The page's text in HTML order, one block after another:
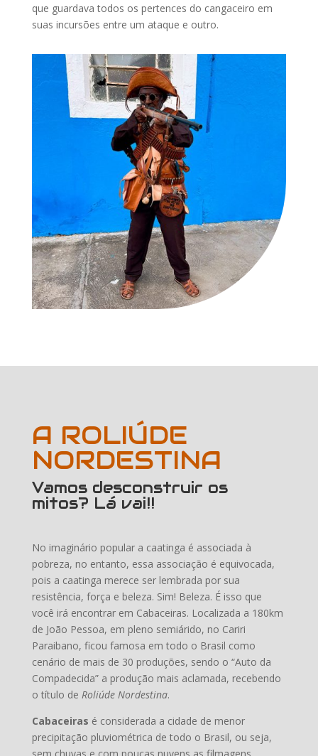
que guardava todos os pertences do cangaceiro em
suas incursões entre um ataque e outro.
A ROLIÚDE
NORDESTINA
Vamos desconstruir os
mitos? Lá vai!!
No imaginário popular a caatinga é associada à
pobreza, no entanto, essa associação é equivocada,
pois a caatinga merece ser lembrada por sua
resistência, força e beleza. Sim! Beleza. É isso que
você irá encontrar em Cabaceiras. Localizada a 180km
de João Pessoa, em pleno semiárido, no Cariri
Paraibano, ficou famosa em todo o Brasil como
cenário de mais de 30 produções, sendo o “Auto da
Compadecida” a produção mais aclamada, recebendo
o título de Roliúde Nordestina.
Cabaceiras é considerada a cidade de menor
precipitação pluviométrica de todo o Brasil, ou seja,
sem chuvas e com poucas nuvens as filmagens